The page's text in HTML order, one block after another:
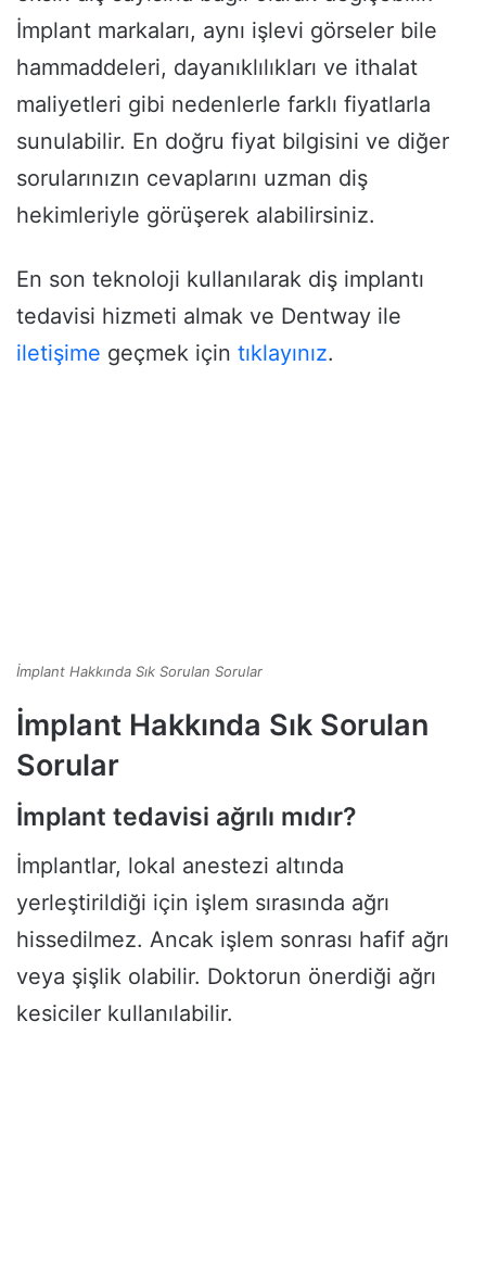
İmplant markaları, aynı işlevi görseler bile
hammaddeleri, dayanıklılıkları ve ithalat
maliyetleri gibi nedenlerle farklı fiyatlarla
sunulabilir. En doğru fiyat bilgisini ve diğer
sorularınızın cevaplarını uzman diş
hekimleriyle görüşerek alabilirsiniz.
En son teknoloji kullanılarak diş implantı
tedavisi hizmeti almak ve Dentway ile
iletişime geçmek için tıklayınız.
İmplant Hakkında Sık Sorulan Sorular
İmplant Hakkında Sık Sorulan
Sorular
İmplant tedavisi ağrılı mıdır?
İmplantlar, lokal anestezi altında
yerleştirildiği için işlem sırasında ağrı
hissedilmez. Ancak işlem sonrası hafif ağrı
veya şişlik olabilir. Doktorun önerdiği ağrı
kesiciler kullanılabilir.